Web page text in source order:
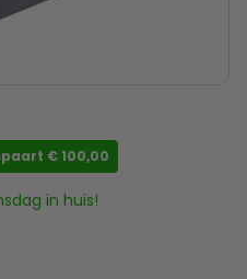
€ 100,00
in huis!